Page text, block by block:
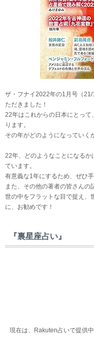
ザ・フナイ2022年の1月号（
ただきました！
22年はこれからの日本にとっ
ります。
その年がどのようになっていく
22年、どのようなことになるか
ています。
有意義な1年にするため、ぜひ
また、その他の著者の皆さんの
世の中をフラットな目で捉え、
に、お勧めです！
『裏星座占い』
現在は、Rakuten占いで提供中